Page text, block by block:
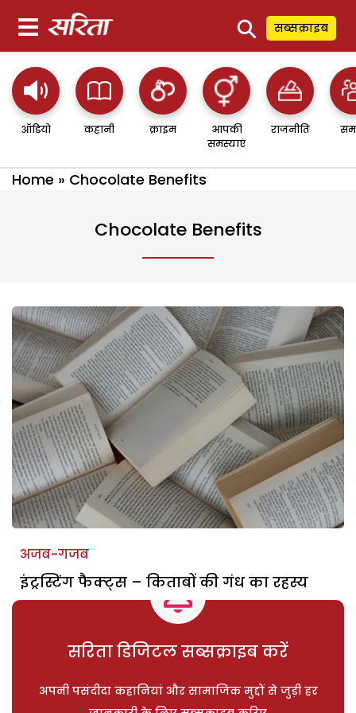
⚲ सब्सक्राइब
ऑडियो कहानी क्राइम
आपकी
समस्याएं
राजनीति
Home » Chocolate Benefits
Chocolate Benefits
अजब-गजब
इंट्रस्टिंग फैक्ट्स – किताबों की गंध का रहस्य
सरिता डिजिटल सब्सक्राइब करें
अपनी पसंदीदा कहानियां और सामाजिक मुद्दों से जुड़ी हर